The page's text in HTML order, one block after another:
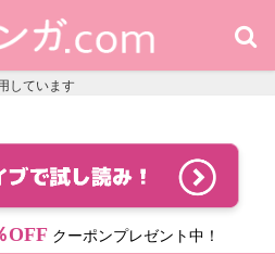
しています
OFF クーポンプレゼント中！